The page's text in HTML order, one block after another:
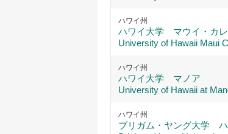
ハワイ州
ハワイ大学 マウイ・カ
University of Hawaii Maui
ハワイ州
ハワイ大学 マノア
University of Hawaii at
ハワイ州
ブリガム・ヤング大学